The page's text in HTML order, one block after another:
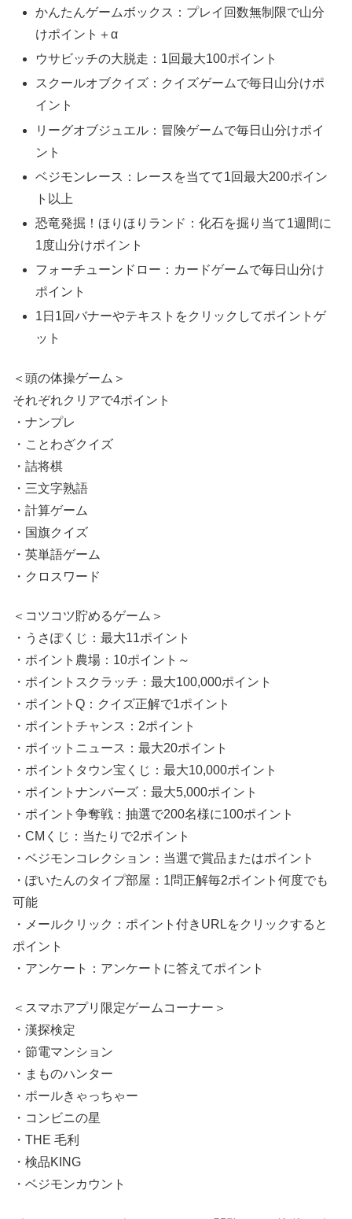
かんたんゲームボックス：プレイ回数無制限で山分
けポイント＋α
ウサビッチの大脱走：1回最大100ポイント
スクールオブクイズ：クイズゲームで毎日山分けポ
イント
リーグオブジュエル：冒険ゲームで毎日山分けポイ
ント
ベジモンレース：レースを当てて1回最大200ポイン
ト以上
恐竜発掘！ほりほりランド：化石を掘り当て1週間に
1度山分けポイント
フォーチューンドロー：カードゲームで毎日山分け
ポイント
1日1回バナーやテキストをクリックしてポイントゲ
ット
＜頭の体操ゲーム＞
それぞれクリアで4ポイント
・ナンプレ
・ことわざクイズ
・詰将棋
・三文字熟語
・計算ゲーム
・国旗クイズ
・英単語ゲーム
・クロスワード
＜コツコツ貯めるゲーム＞
・うさぽくじ：最大11ポイント
・ポイント農場：10ポイント～
・ポイントスクラッチ：最大100,000ポイント
・ポイントQ：クイズ正解で1ポイント
・ポイントチャンス：2ポイント
・ポイットニュース：最大20ポイント
・ポイントタウン宝くじ：最大10,000ポイント
・ポイントナンバーズ：最大5,000ポイント
・ポイント争奪戦：抽選で200名様に100ポイント
・CMくじ：当たりで2ポイント
・ベジモンコレクション：当選で賞品またはポイント
・ぽいたんのタイプ部屋：1問正解毎2ポイント何度でも
可能
・メールクリック：ポイント付きURLをクリックすると
ポイント
・アンケート：アンケートに答えてポイント
＜スマホアプリ限定ゲームコーナー＞
・漢探検定
・節電マンション
・まものハンター
・ポールきゃっちゃー
・コンビニの星
・THE 毛利
・検品KING
・ベジモンカウント